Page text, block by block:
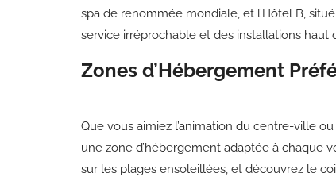
spa de renommée mondiale, et l’Hôtel B,
service irréprochable et des installations haut
Zones d’Hébergement
Que vous aimiez l’animation du centre-ville
une zone d’hébergement adaptée à chaque
sur les plages ensoleillées, et découvrez le